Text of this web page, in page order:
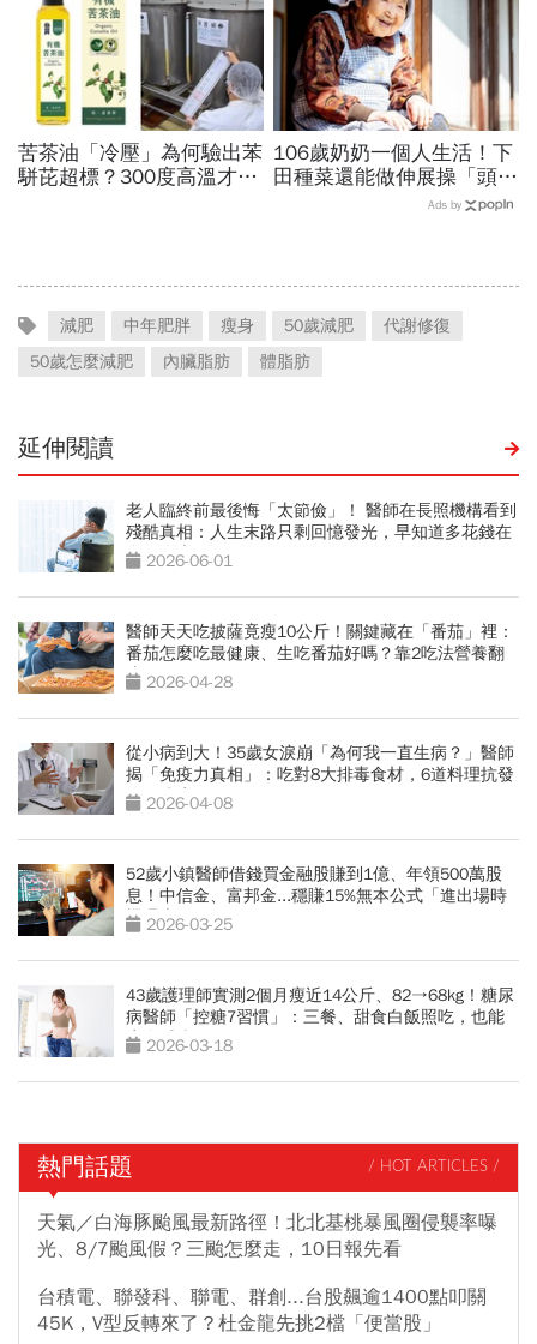
苦茶油「冷壓」為何驗出苯
駢芘超標？300度高溫才大
106歲奶奶一個人生活！下
田種菜還能做伸展操「頭貼
腿」...公開8個健康長壽秘
Ads by
減肥 中年肥胖 瘦身 50歲減肥
代謝修復
50歲怎麼減肥
內臟脂肪 體脂肪
延伸閱讀
老人臨終前最後悔「太節儉」！ 醫師在長照機構看到
殘酷真相：人生末路只剩回憶發光，早知道多花錢在
自己身上
2026-06-01
醫師天天吃披薩竟瘦10公斤！關鍵藏在「番茄」裡：
番茄怎麼吃最健康、生吃番茄好嗎？靠2吃法營養翻
倍 2026-04-28
從小病到大！35歲女淚崩「為何我一直生病？」醫師
揭「免疫力真相」：吃對8大排毒食材，6道料理抗發
炎、防癌
2026-04-08
52歲小鎮醫師借錢買金融股賺到1億、年領500萬股
息！中信金、富邦金...穩賺15%無本公式「進出場時
機曝光」
2026-03-25
43歲護理師實測2個月瘦近14公斤、82→68kg！糖尿
病醫師「控糖7習慣」：三餐、甜食白飯照吃，也能
瘦身減脂
2026-03-18
熱門話題 / HOT ARTICLES /
天氣／白海豚颱風最新路徑！北北基桃暴風圈侵襲率曝
光、8/7颱風假？三颱怎麼走，10日報先看
台積電、聯發科、聯電、群創...台股飆逾1400點叩關
45K，V型反轉來了？杜金龍先挑2檔「便當股」